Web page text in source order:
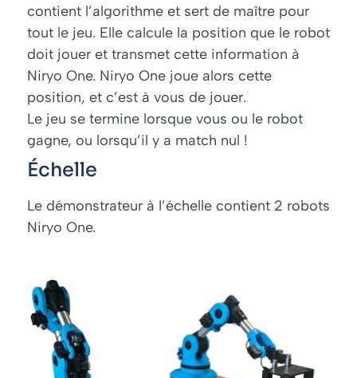
contient l’algorithme et sert de maître pour
tout le jeu. Elle calcule la position que le robot
doit jouer et transmet cette information à
Niryo One. Niryo One joue alors cette
position, et c’est à vous de jouer.
Le jeu se termine lorsque vous ou le robot
gagne, ou lorsqu’il y a match nul !
Échelle
Le démonstrateur à l’échelle contient 2 robots
Niryo One.